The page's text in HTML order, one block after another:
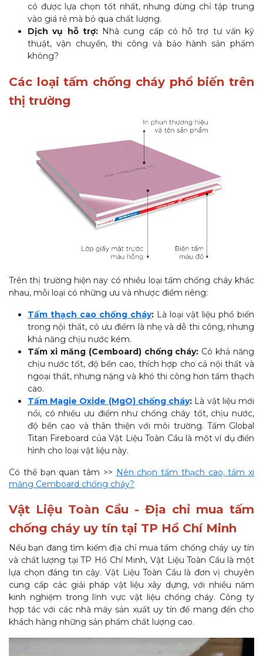
có được lựa chọn tốt nhất, nhưng đừng chỉ tập trung
vào giá rẻ mà bỏ qua chất lượng.
Dịch vụ hỗ trợ:Nhà cung cấp có hỗ trợ tư vấn kỹ
thuật, vận chuyển, thi công và bảo hành sản phẩm
không?
Các loại tấm chống cháy phổ biến trên
thị trường
Trên thị trường hiện nay có nhiều loại tấm chống cháy khác
nhau, mỗi loại có những ưu và nhược điểm riêng:
Tấm thạch cao chống cháy: Là loại vật liệu phổ biến
trong nội thất, có ưu điểm là nhẹ và dễ thi công, nhưng
khả năng chịu nước kém.
Tấm xi măng (Cemboard) chống cháy: Có khả năng
chịu nước tốt, độ bền cao, thích hợp cho cả nội thất và
ngoại thất, nhưng nặng và khó thi công hơn tấm thạch
cao.
Tấm Magie Oxide (MgO) chống cháy: Là vật liệu mới
nổi, có nhiều ưu điểm như chống cháy tốt, chịu nước,
độ bền cao và thân thiện với môi trường. Tấm Global
Titan Fireboard của Vật Liệu Toàn Cầu là một ví dụ điển
hình cho loại vật liệu này.
Có thể bạn quan tâm >> Nên chọn tấm thạch cao, tấm xi
măng Cemboard chống cháy?
Vật Liệu Toàn Cầu - Địa chỉ mua tấm
chống cháy uy tín tại TP Hồ Chí Minh
Nếu bạn đang tìm kiếm địa chỉ mua tấm chống cháy uy tín
và chất lượng tại TP Hồ Chí Minh, Vật Liệu Toàn Cầu là một
lựa chọn đáng tin cậy. Vật Liệu Toàn Cầu là đơn vị chuyên
cung cấp các giải pháp vật liệu xây dựng, với nhiều năm
kinh nghiệm trong lĩnh vực vật liệu chống cháy. Công ty
hợp tác với các nhà máy sản xuất uy tín để mang đến cho
khách hàng những sản phẩm chất lượng cao.